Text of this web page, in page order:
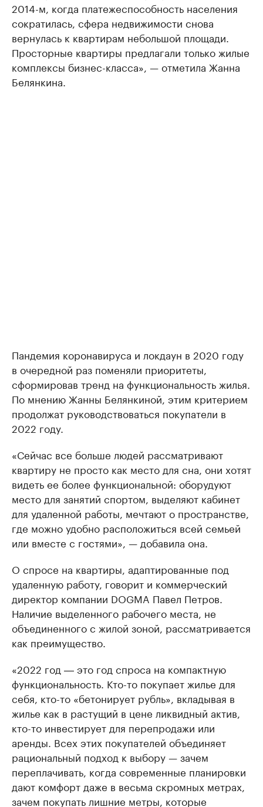
2014-м, когда платежеспособность населения
сократилась, сфера недвижимости снова
вернулась к квартирам небольшой площади.
Просторные квартиры предлагали только жилые
комплексы бизнес-класса», — отметила Жанна
Белянкина.
Пандемия коронавируса и локдаун в 2020 году
в очередной раз поменяли приоритеты,
сформировав тренд на функциональность жилья.
По мнению Жанны Белянкиной, этим критерием
продолжат руководствоваться покупатели в
2022 году.
«Сейчас все больше людей рассматривают
квартиру не просто как место для сна, они хотят
видеть ее более функциональной: оборудуют
место для занятий спортом, выделяют кабинет
для удаленной работы, мечтают о пространстве,
где можно удобно расположиться всей семьей
или вместе с гостями», — добавила она.
О спросе на квартиры, адаптированные под
удаленную работу, говорит и коммерческий
директор компании DOGMA Павел Петров.
Наличие выделенного рабочего места, не
объединенного с жилой зоной, рассматривается
как преимущество.
«2022 год ― это год спроса на компактную
функциональность. Кто-то покупает жилье для
себя, кто-то «бетонирует рубль», вкладывая в
жилье как в растущий в цене ликвидный актив,
кто-то инвестирует для перепродажи или
аренды. Всех этих покупателей объединяет
рациональный подход к выбору — зачем
переплачивать, когда современные планировки
дают комфорт даже в весьма скромных метрах,
зачем покупать лишние метры, которые